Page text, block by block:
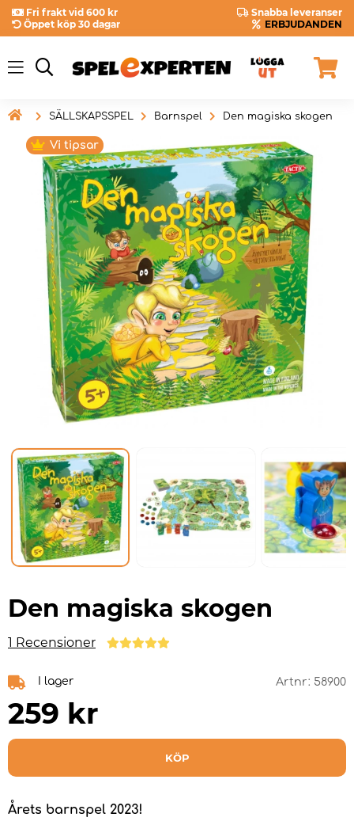
Fri frakt vid 600 kr
Snabba leveranser
Öppet köp 30 dagar
ERBJUDANDEN
 SÄLLSKAPSSPEL Barnspel Den magiska skogen
Den magiska skogen
1 Recensioner
I lager Artnr: 58900
259 kr
KÖP
Årets barnspel 2023!
Vi tipsar